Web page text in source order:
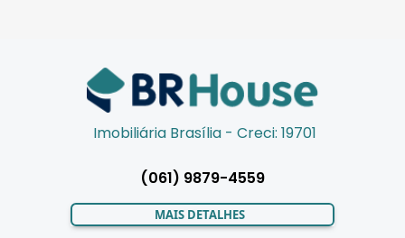
Imobiliária Brasília - Creci: 19701
(061) 9879-4559
MAIS DETALHES